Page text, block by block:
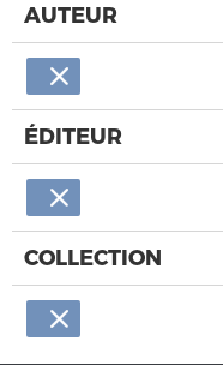
AUTEUR
ÉDITEUR
COLLECTION